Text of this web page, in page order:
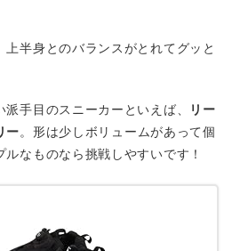
上半身とのバランスがとれてグッと
手目のスニーカーといえば、
リー
ー。形は少しボリュームがあって個
なものなら挑戦しやすいです！